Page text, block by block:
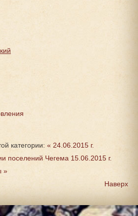
категории: « 24.06.2015 г.
поселений Чегема 15.06.2015 г.
»
Наверх